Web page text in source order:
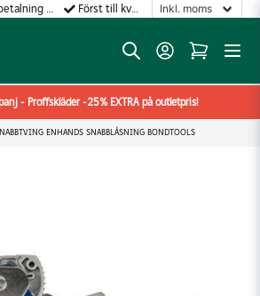
med Klarna Först till kvarn gäller!
- Proffskläder -25% EXTRA på outletpris!
ENHANDS SNABBLÅSNING BONDTOOLS